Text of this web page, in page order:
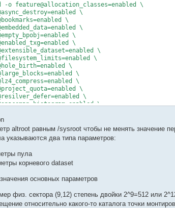
o feature@allocation_classes=enabled \
\
\
\
\
\
\
\
\
\
\
\
\
\
\
\
altroot=/sysroot \
compression=lz4 \
-O acltype=posixacl \
id/ata-VBOX_HARDDISK_VB08f83824-88e6cb2e-
altroot равным /sysroot чтобы не менять значение
указываются два типа параметров:
пула
корневого dataset
основных параметров
физ. сектора (9,12) степень двойки 2^9=512 или
относительно какого-то каталога точки